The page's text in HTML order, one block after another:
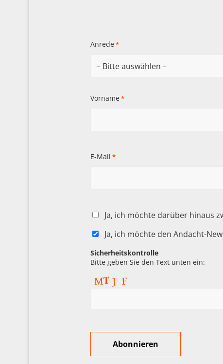
Anrede *
Vorname *
E-Mail *
Ja, ich möchte darüber hinaus
Ja, ich möchte den Andacht-
Sicherheitskontrolle
Bitte geben Sie den Text unten ein: